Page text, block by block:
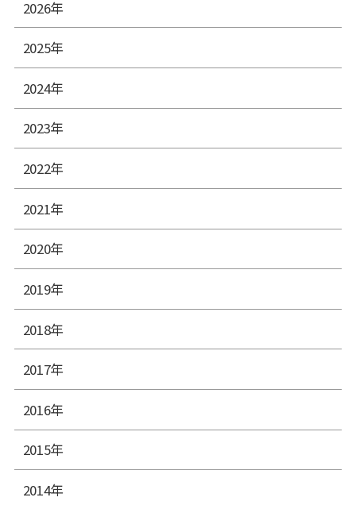
2026年
2025年
2024年
2023年
2022年
2021年
2020年
2019年
2018年
2017年
2016年
2015年
2014年